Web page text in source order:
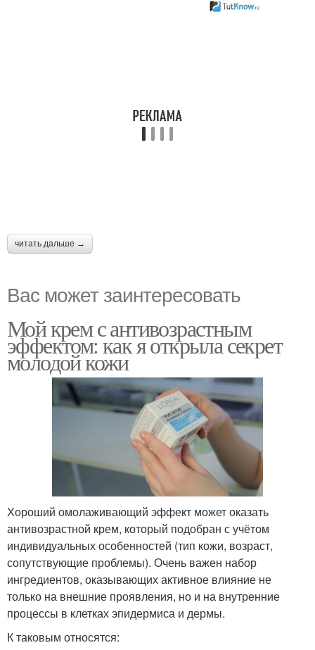
читать дальше →
Вас может заинтересовать
Мой крем с антивозрастным
эффектом: как я открыла секрет
молодой кожи
Хороший омолаживающий эффект может оказать
антивозрастной крем, который подобран с учётом
индивидуальных особенностей (тип кожи, возраст,
сопутствующие проблемы). Очень важен набор
ингредиентов, оказывающих активное влияние не
только на внешние проявления, но и на внутренние
процессы в клетках эпидермиса и дермы.
К таковым относятся: